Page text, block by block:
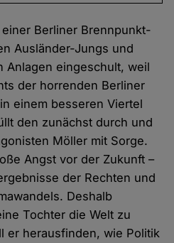
Berliner Brennpunkt-
Ausländer-Jungs und
Anlagen eingeschult, weil
der horrenden Berliner
einem besseren Viertel
den zunächst durch und
Möller mit Sorge.
Angst vor der Zukunft –
der Rechten und
Deshalb
Tochter die Welt zu
er herausfinden, wie Politik